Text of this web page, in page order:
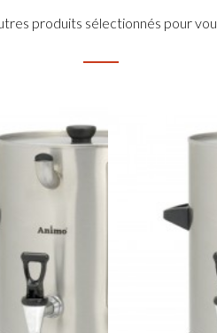
produits sélectionnés pour